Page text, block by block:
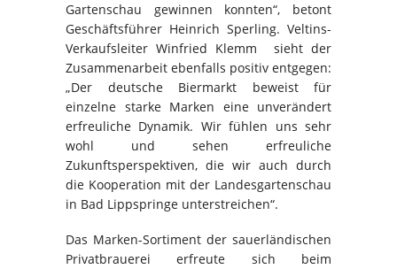
Gartenschau gewinnen konnten“, betont
Geschäftsführer Heinrich Sperling. Veltins-
Verkaufsleiter Winfried Klemm sieht der
Zusammenarbeit ebenfalls positiv entgegen:
„Der deutsche Biermarkt beweist für
einzelne starke Marken eine unverändert
erfreuliche Dynamik. Wir fühlen uns sehr
wohl und sehen erfreuliche
Zukunftsperspektiven, die wir auch durch
die Kooperation mit der Landesgartenschau
in Bad Lippspringe unterstreichen“.
Das Marken-Sortiment der sauerländischen
Privatbrauerei erfreute sich beim